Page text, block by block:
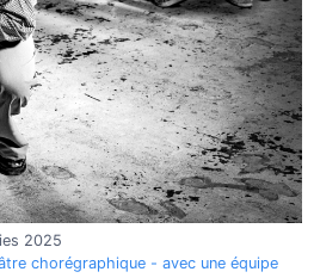
2025
chorégraphique - avec une équipe